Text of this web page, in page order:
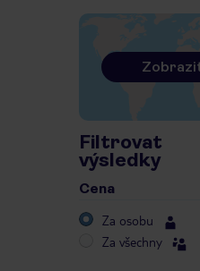
Filtrovat
výsledky
Cena
Za osobu
Za všechny